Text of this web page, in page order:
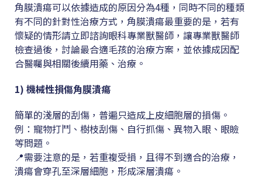
角膜潰瘍可以依據造成的原因分為4種，同時不同的種類
有不同的針對性治療方式，角膜潰瘍最重要的是，若有
懷疑的情形請立即諮詢眼科專業獸醫師，讓專業獸醫師
檢查過後，討論最合適毛孩的治療方案，並依據成因配
合醫囑與相關後續用藥、治療。
1) 機械性損傷角膜潰瘍
簡單的淺層的刮傷，普遍只造成上皮細胞層的損傷。
例：寵物打鬥、樹枝刮傷、自行抓傷、異物入眼、眼瞼
等問題。
📍需要注意的是，若重複受損，且得不到適合的治療，
潰瘍會穿孔至深層細胞，形成深層潰瘍。